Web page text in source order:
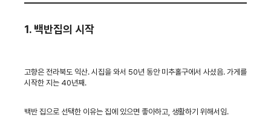
1. 백반집의 시작
고향은 전라북도 익산. 시집을 와서 50년 동안 미추홀구에서 사셨음. 가게를
시작한 지는 40년째.
백반 집으로 선택한 이유는 집에 있으면 좋아하고, 생활하기 위해서임.